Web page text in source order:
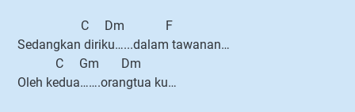
C Dm F
Sedangkan diriku…...dalam tawanan…
C Gm Dm
Oleh kedua…….orangtua ku…